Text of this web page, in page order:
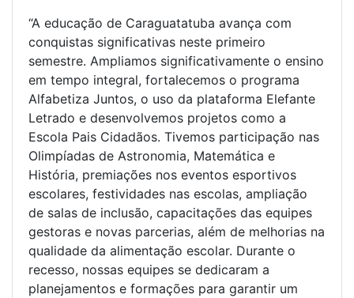
“A educação de Caraguatatuba avança com
conquistas significativas neste primeiro
semestre. Ampliamos significativamente o ensino
em tempo integral, fortalecemos o programa
Alfabetiza Juntos, o uso da plataforma Elefante
Letrado e desenvolvemos projetos como a
Escola Pais Cidadãos. Tivemos participação nas
Olimpíadas de Astronomia, Matemática e
História, premiações nos eventos esportivos
escolares, festividades nas escolas, ampliação
de salas de inclusão, capacitações das equipes
gestoras e novas parcerias, além de melhorias na
qualidade da alimentação escolar. Durante o
recesso, nossas equipes se dedicaram a
planejamentos e formações para garantir um